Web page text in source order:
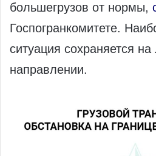
большегрузов от нормы,
Госпогранкомитете.
ситуация сохраняется на
направлении.